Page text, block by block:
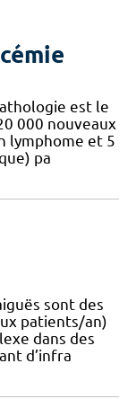
est le
000 nouveaux
lymphome et 5
pa
sont des
patients/an)
dans des
d’infra